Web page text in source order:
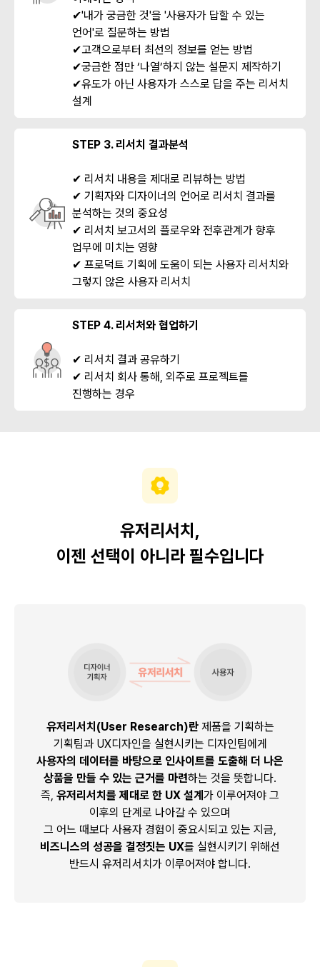
✔'내가 궁금한 것'을 '사용자가 답할 수 있는
언어'로 질문하는 방법
✔고객으로부터 최선의 정보를 얻는 방법
✔궁금한 점만 ‘나열’하지 않는 설문지 제작하기
✔유도가 아닌 사용자가 스스로 답을 주는 리서치
설계
STEP 3. 리서치 결과분석
✔ 리서치 내용을 제대로 리뷰하는 방법
✔ 기획자와 디자이너의 언어로 리서치 결과를
분석하는 것의 중요성
✔ 리서치 보고서의 플로우와 전후관계가 향후
업무에 미치는 영향
✔ 프로덕트 기획에 도움이 되는 사용자 리서치와
그렇지 않은 사용자 리서치
STEP 4. 리서처와 협업하기
✔ 리서치 결과 공유하기
✔ 리서치 회사 통해, 외주로 프로젝트를
진행하는 경우
유저리서치,
이젠 선택이 아니라 필수입니다
유저리서치(User Research)란 제품을 기획하는
기획팀과 UX디자인을 실현시키는 디자인팀에게
사용자의 데이터를 바탕으로 인사이트를 도출해 더 나은
상품을 만들 수 있는 근거를 마련하는 것을 뜻합니다.
즉, 유저리서치를 제대로 한 UX 설계 가 이루어져야 그
이후의 단계로 나아갈 수 있으며
그 어느 때보다 사용자 경험이 중요시되고 있는 지금,
비즈니스의 성공을 결정짓는 UX를 실현시키기 위해선
반드시 유저리서치가 이루어져야 합니다.